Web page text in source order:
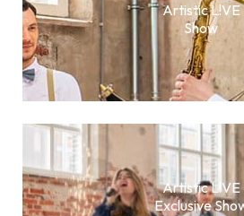
Artistic L!VE
Show
Artistic L!VE
Exclusive